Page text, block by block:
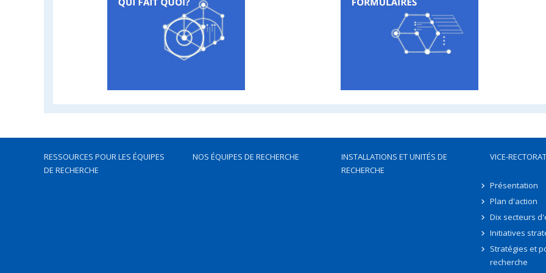
RESSOURCES POUR LES ÉQUIPES
DE RECHERCHE
NOS ÉQUIPES DE RECHERCHE
INSTALLATIONS ET UNITÉS DE
RECHERCHE
VICE-
Présentation
Plan d'action
Dix secteurs
Initiatives
Stratégies et
recherche